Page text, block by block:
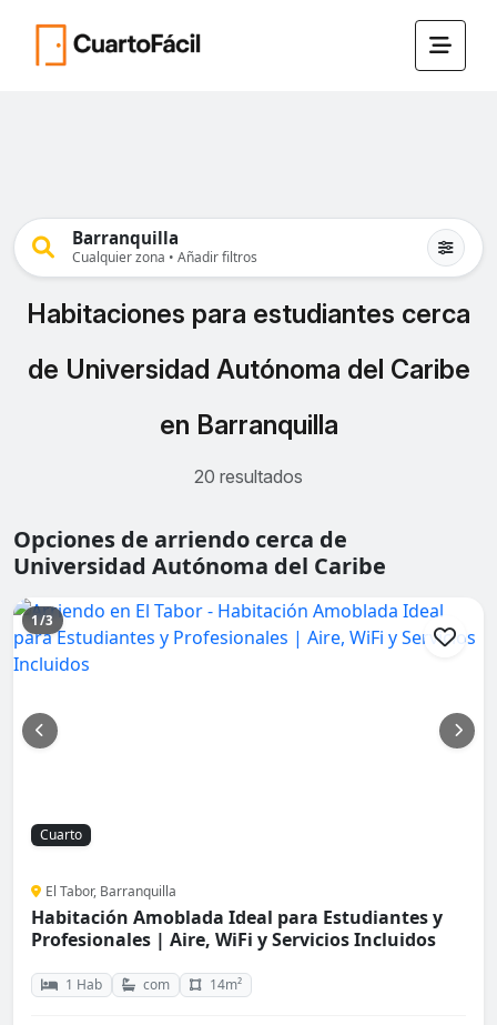
Barranquilla
Cualquier zona • Añadir filtros
Habitaciones para estudiantes cerca
de Universidad Autónoma del Caribe
en Barranquilla
20 resultados
Opciones de arriendo cerca de
Universidad Autónoma del Caribe
1/3
Cuarto
El Tabor, Barranquilla
Habitación Amoblada Ideal para Estudiantes y
Profesionales | Aire, WiFi y Servicios Incluidos
1 Hab com 14m²